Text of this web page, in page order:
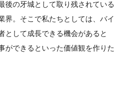
後の牙城として取り残されている
界。そこで私たちとしては、バイ
として成長できる機会があると
ができるといった価値観を作りた